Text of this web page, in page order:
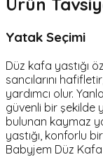
Ürün
Yatak Seçimi
Düz kafa yastığı
sancılarını
yardımcı olur.
güvenli bir şekilde
bulunan kaymaz
yastığı, konforlu
Babyjem Düz Kafa